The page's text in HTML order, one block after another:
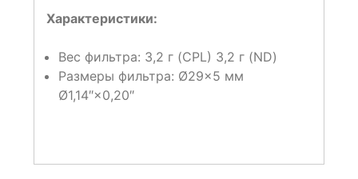
Характеристики:
Вес фильтра: 3,2 г (CPL) 3,2 г (ND)
Размеры фильтра: Ø29×5 мм
Ø1,14″×0,20″